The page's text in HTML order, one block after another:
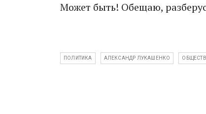
Может быть! Обещаю,
ПОЛИТИКА АЛЕКСАНДР ЛУКАШЕНКО